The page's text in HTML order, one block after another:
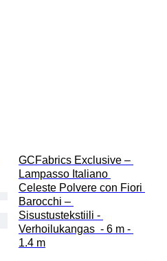
GCFabrics Exclusive –
Lampasso Italiano
Celeste Polvere con Fiori
Barocchi –
Sisustustekstiili -
Verhoilukangas  - 6 m -
1.4 m